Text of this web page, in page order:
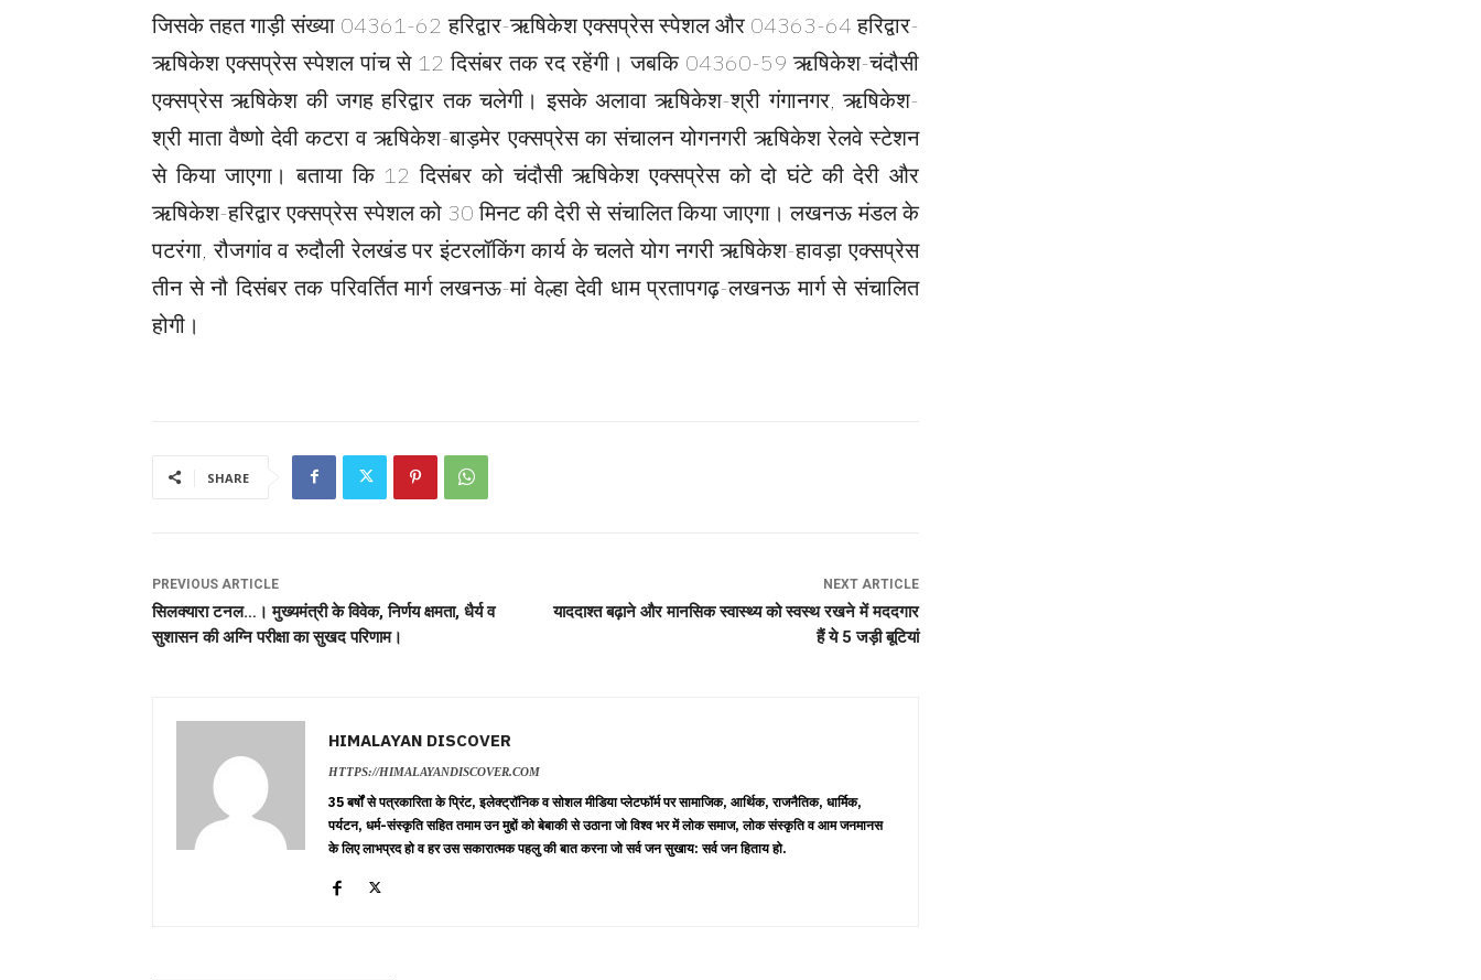
जिसके तहत गाड़ी संख्या 04361-62 हरिद्वार-ऋषिकेश एक्सप्रेस स्पेशल और 04363-64 हरिद्वार-
ऋषिकेश एक्सप्रेस स्पेशल पांच से 12 दिसंबर तक रद रहेंगी। जबकि 04360-59 ऋषिकेश-चंदौसी
एक्सप्रेस ऋषिकेश की जगह हरिद्वार तक चलेगी। इसके अलावा ऋषिकेश-श्री गंगानगर, ऋषिकेश-
श्री माता वैष्णो देवी कटरा व ऋषिकेश-बाड़मेर एक्सप्रेस का संचालन योगनगरी ऋषिकेश रेलवे स्टेशन
से किया जाएगा। बताया कि 12 दिसंबर को चंदौसी ऋषिकेश एक्सप्रेस को दो घंटे की देरी और
ऋषिकेश-हरिद्वार एक्सप्रेस स्पेशल को 30 मिनट की देरी से संचालित किया जाएगा। लखनऊ मंडल के
पटरंगा, रौजगांव व रुदौली रेलखंड पर इंटरलॉकिंग कार्य के चलते योग नगरी ऋषिकेश-हावड़ा एक्सप्रेस
तीन से नौ दिसंबर तक परिवर्तित मार्ग लखनऊ-मां वेल्हा देवी धाम प्रतापगढ़-लखनऊ मार्ग से संचालित
होगी।
SHARE
PREVIOUS ARTICLE
सिलक्यारा टनल…। मुख्यमंत्री के विवेक, निर्णय क्षमता, धैर्य व
सुशासन की अग्नि परीक्षा का सुखद परिणाम।
NEXT ARTICLE
याददाश्त बढ़ाने और मानसिक स्वास्थ्य को स्वस्थ रखने में मददगार
हैं ये 5 जड़ी बूटियां
HIMALAYAN DISCOVER
HTTPS://HIMALAYANDISCOVER.COM
35 बर्षों से पत्रकारिता के प्रिंट, इलेक्ट्रॉनिक व सोशल मीडिया प्लेटफॉर्म पर सामाजिक, आर्थिक, राजनैतिक, धार्मिक,
पर्यटन, धर्म-संस्कृति सहित तमाम उन मुद्दों को बेबाकी से उठाना जो विश्व भर में लोक समाज, लोक संस्कृति व आम जनमानस
के लिए लाभप्रद हो व हर उस सकारात्मक पहलु की बात करना जो सर्व जन सुखाय: सर्व जन हिताय हो.